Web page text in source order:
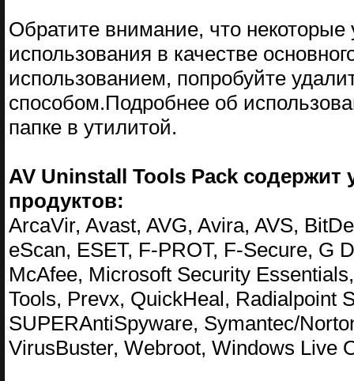
Обратите внимание, что
использования в качестве
использованием, попробуйте
способом.Подробнее об
папке в утилитой.
AV Uninstall Tools Pack
продуктов:
ArcaVir, Avast, AVG, Avira, AVS,
eScan, ESET, F-PROT, F-Secure, G
McAfee, Microsoft Security
Tools, Prevx, QuickHeal, Radialpoint
SUPERAntiSpyware, Symantec/
VirusBuster, Webroot, Windows Live